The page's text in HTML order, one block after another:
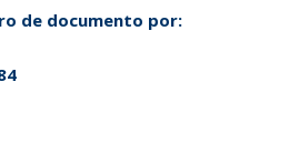
de documento por: